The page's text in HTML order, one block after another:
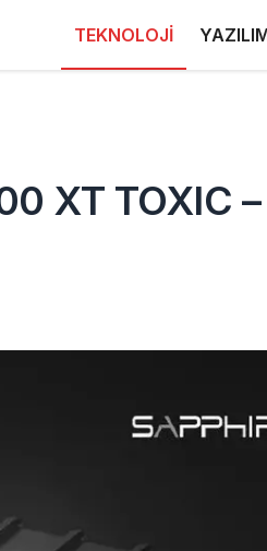
TEKNOLOJİ
XT TOXIC